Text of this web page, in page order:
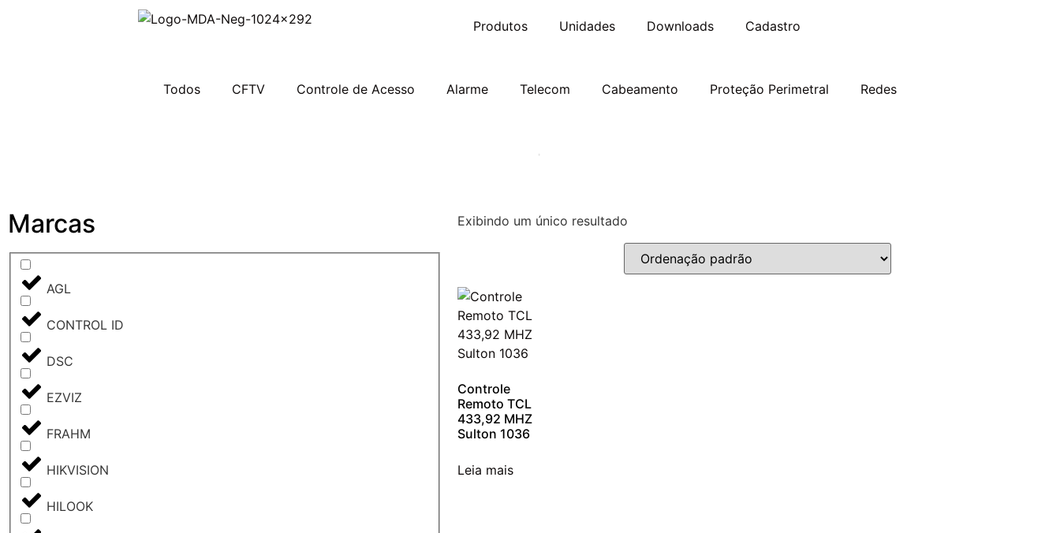
Produtos Unidades Downloads Cadastro
Todos CFTV Controle de Acesso Alarme Telecom Cabeamento Proteção Perimetral Redes
Marcas
AGL
CONTROL ID
DSC
EZVIZ
FRAHM
HIKVISION
HILOOK
Exibindo um único resultado
Controle
Remoto TCL
433,92 MHZ
Sulton 1036
Leia mais